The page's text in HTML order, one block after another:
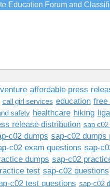
Education Forum and
affordable press
call girl services education free
safety healthcare hiking
release distribution sap
c02 dumps sap-c02 dumps
c02 exam questions sap-
dumps sap-c02
test sap-c02 questions
c02 test questions sap-c02